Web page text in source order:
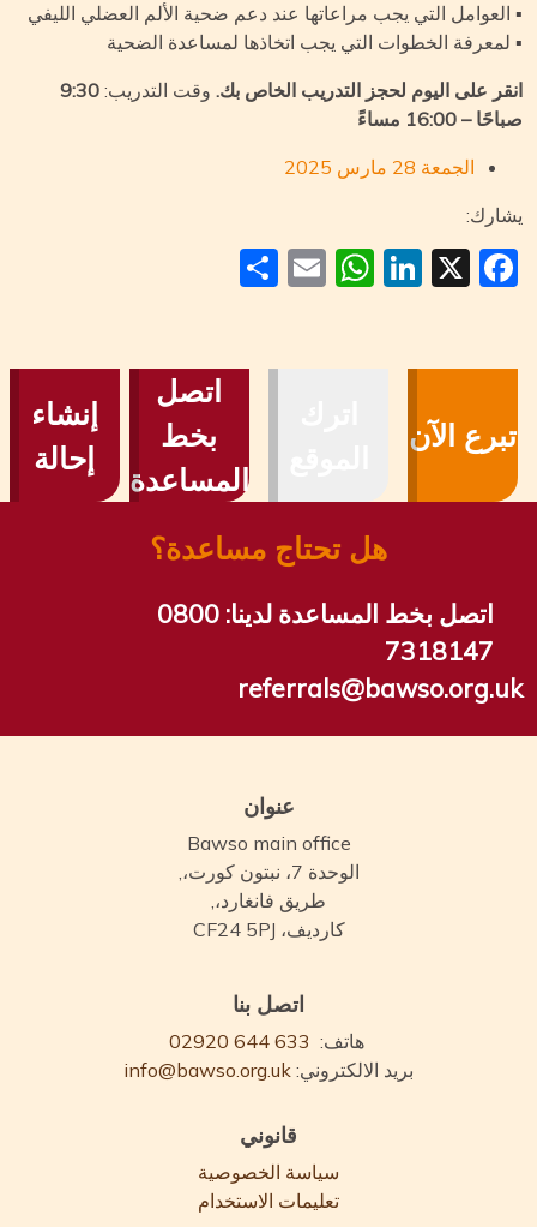
التي يجب مراعاتها عند دعم ضحية الألم العضلي الليفي
الخطوات التي يجب اتخاذها لمساعدة الضحية
على اليوم لحجز التدريب الخاص بك. وقت التدريب:9:30
– 16:00 مساءً
الجمعة 28 مارس 2025
Facebook
X
LinkedIn
WhatsApp
Email
Share
الآن
اتصل
بخط
المساعدة
إنشاء
إحالة
هل تحتاج مساعدة؟
اتصل بخط المساعدة لدينا:0800
7318147
عنوان
Bawso main office
الوحدة 7، نبتون كورت،,
طريق فانغارد،,
كارديف، CF24 5PJ
اتصل بنا
هاتف: 02920 644 633
بريد الالكتروني: info@bawso.org.uk
قانوني
سياسة الخصوصية
تعليمات الاستخدام